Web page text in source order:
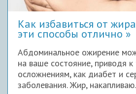
Как избавиться от
эти способы отлично
Абдоминальное ожирение
на ваше состояние, приводя к
осложнениям, как диабет и
заболевания. Жир,